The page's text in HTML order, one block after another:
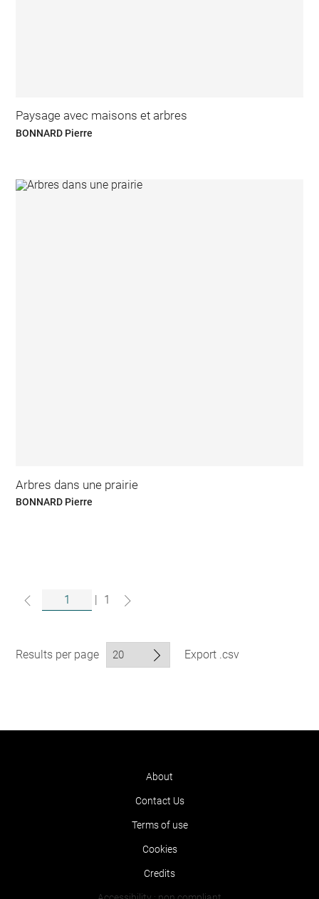
Paysage avec maisons et arbres
BONNARD Pierre
Arbres dans une prairie
BONNARD Pierre
| 1
Results per page Export .csv
About
Contact Us
Terms of use
Cookies
Credits